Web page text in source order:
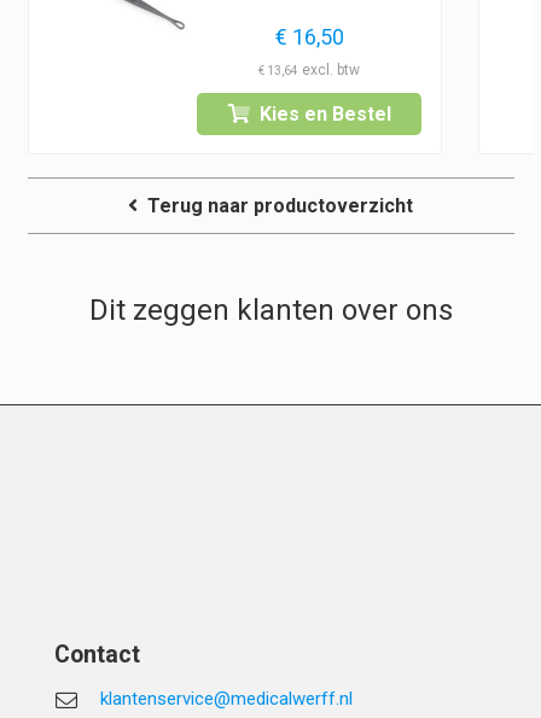
€ 16,50
€ 13,64
Kies en Bestel
Terug naar productoverzicht
Dit zeggen klanten over ons
Contact
klantenservice@medicalwerff.nl